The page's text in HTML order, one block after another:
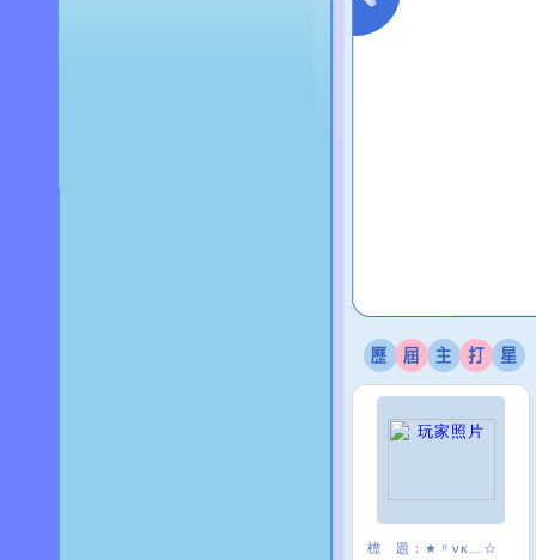
標 題： ★〃νκ﹏☆